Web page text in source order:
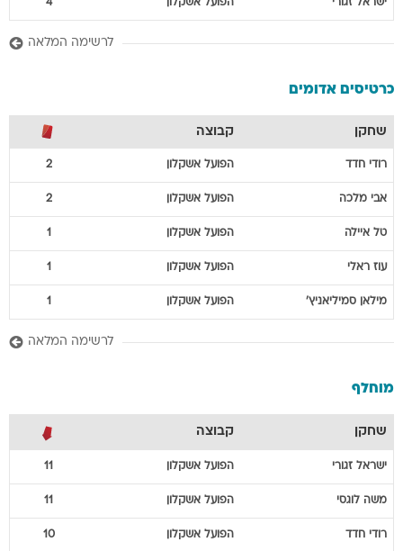
ישראל זגורי הפועל אשקלון 4
לרשימה המלאה
כרטיסים אדומים
שחקן קבוצה
רודי חדד הפועל אשקלון 2
אבי מלכה הפועל אשקלון 2
טל איילה הפועל אשקלון 1
עוז ראלי הפועל אשקלון 1
מילאן סמיליאניץ' הפועל אשקלון 1
לרשימה המלאה
מוחלף
שחקן קבוצה
ישראל זגורי הפועל אשקלון 11
משה לוגסי הפועל אשקלון 11
רודי חדד הפועל אשקלון 10